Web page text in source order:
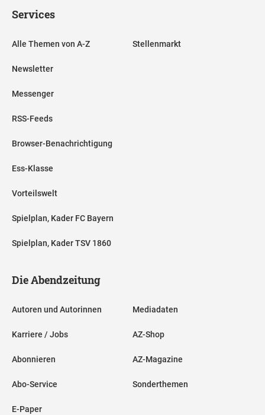
Services
Alle Themen von A-Z
Newsletter
Messenger
RSS-Feeds
Browser-Benachrichtigung
Ess-Klasse
Vorteilswelt
Spielplan, Kader FC Bayern
Spielplan, Kader TSV 1860
Stellenmarkt
Die Abendzeitung
Autoren und Autorinnen
Karriere / Jobs
Abonnieren
Abo-Service
E-Paper
Mediadaten
AZ-Shop
AZ-Magazine
Sonderthemen